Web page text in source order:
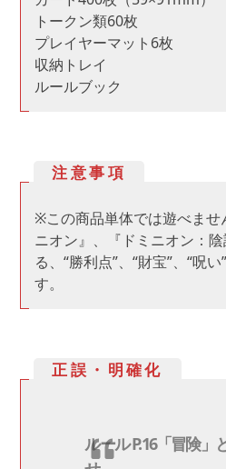
トークン類60枚
プレイヤーマット6枚
収納トレイ
ルールブック
注意事項
※この商品単体では遊べませ
ニオン』、『ドミニオン：
る、“勝利点”、“財宝”、“呪
す。
正誤・明確化
ルール P.16「冒険」